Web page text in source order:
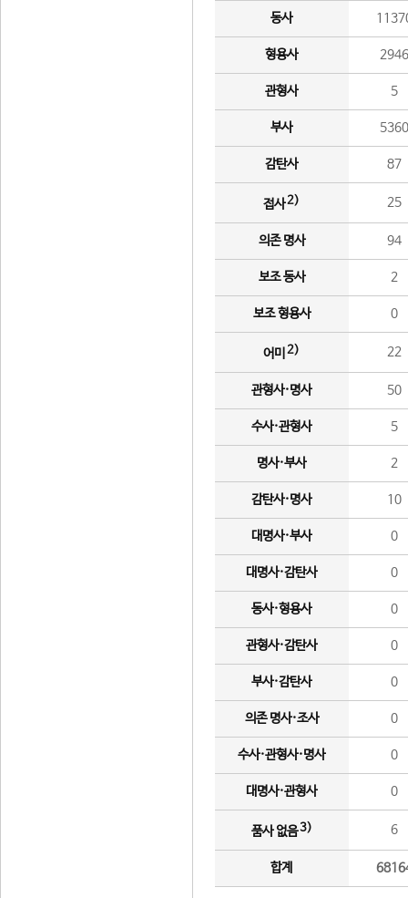
동사
형용사 2946
관형사 5
부사 5360
감탄사 87
접사2) 25
의존 명사 94
보조 동사 2
보조 형용사 0
어미 2) 22
관형사·명사 50
수사·관형사 5
명사·부사 2
감탄사·명사 10
대명사·부사 0
대명사·감탄사 0
동사·형용사 0
관형사·감탄사 0
부사·감탄사 0
의존 명사·조사 0
수사·관형사·명사 0
대명사·관형사 0
품사 없음3) 6
합계